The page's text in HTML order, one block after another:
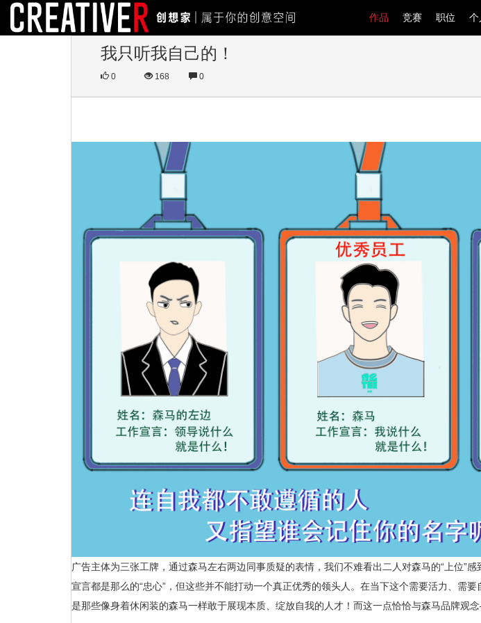
作品 竞赛 职位 个
我只听我自己的！
0 168 0
广告主体为三张工牌，通过森马左右两边同事质疑的表情，我们不难看出二人对森马的“上位”
宣言都是那么的“忠心”，但这些并不能打动一个真正优秀的领头人。在当下这个需要活力、需
是那些像身着休闲装的森马一样敢于展现本质、绽放自我的人才！而这一点恰恰与森马品牌观